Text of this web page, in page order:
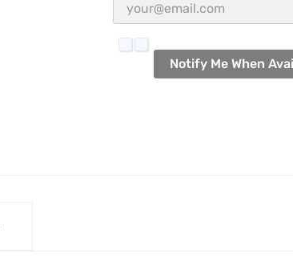
Notify Me When